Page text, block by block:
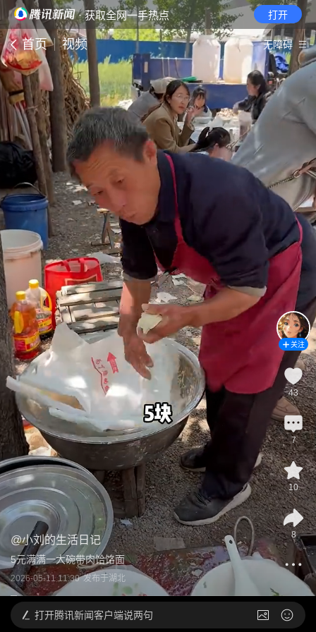
· 获取全网一手热点 打开
首页 视频 无障碍
@小刘的生活日记
5元满满一大碗带肉饸饹面
2026-05-11 11:30 发布于湖北
关注
43
7
10
8
打开腾讯新闻客户端说两句